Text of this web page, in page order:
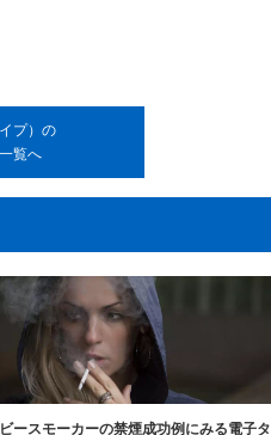
プ）の
覧へ
ースモーカーの禁煙成功例にみる電子タ